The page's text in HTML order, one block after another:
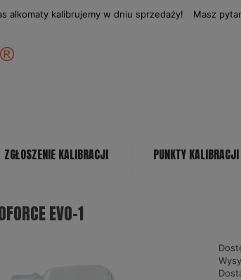
alkomaty kalibrujemy w dniu sprzedaży! Masz
ZGŁOSZENIE KALIBRACJI PUNKTY KALIBRACJI
EVO-1